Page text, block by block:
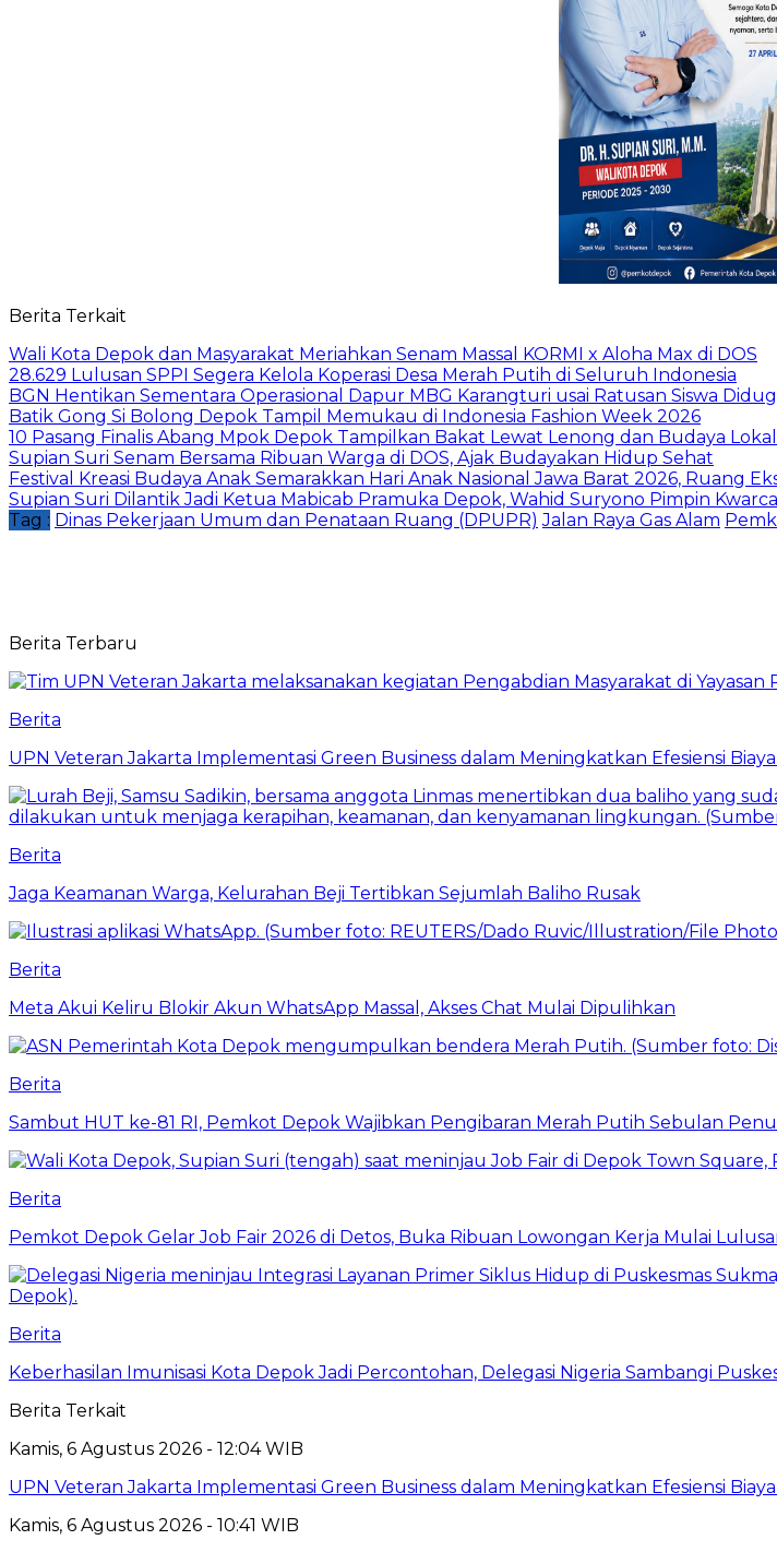
Berita Terkait
Wali Kota Depok dan Masyarakat Meriahkan Senam Massal KORMI x Aloha Max di DOS
28.629 Lulusan SPPI Segera Kelola Koperasi Desa Merah Putih di Seluruh Indonesia
BGN Hentikan Sementara Operasional Dapur MBG Karangturi usai Ratusan Siswa
Batik Gong Si Bolong Depok Tampil Memukau di Indonesia Fashion Week 2026
10 Pasang Finalis Abang Mpok Depok Tampilkan Bakat Lewat Lenong dan Budaya Lokal
Supian Suri Senam Bersama Ribuan Warga di DOS, Ajak Budayakan Hidup Sehat
Festival Kreasi Budaya Anak Semarakkan Hari Anak Nasional Jawa Barat 2026, Ruang
Supian Suri Dilantik Jadi Ketua Mabicab Pramuka Depok, Wahid Suryono Pimpin
Tag : Dinas Pekerjaan Umum dan Penataan Ruang (DPUPR) Jalan Raya Gas Alam
Berita Terbaru
Berita
UPN Veteran Jakarta Implementasi Green Business dalam Meningkatkan Efesiensi
Berita
Jaga Keamanan Warga, Kelurahan Beji Tertibkan Sejumlah Baliho Rusak
Berita
Meta Akui Keliru Blokir Akun WhatsApp Massal, Akses Chat Mulai Dipulihkan
Berita
Sambut HUT ke-81 RI, Pemkot Depok Wajibkan Pengibaran Merah Putih Sebulan
Berita
Pemkot Depok Gelar Job Fair 2026 di Detos, Buka Ribuan Lowongan Kerja Mulai
Berita
Keberhasilan Imunisasi Kota Depok Jadi Percontohan, Delegasi Nigeria Sambangi
Berita Terkait
Kamis, 6 Agustus 2026 - 12:04 WIB
UPN Veteran Jakarta Implementasi Green Business dalam Meningkatkan Efesiensi
Kamis, 6 Agustus 2026 - 10:41 WIB